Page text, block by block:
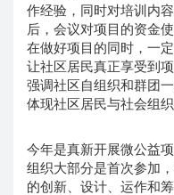
作经验，同时对培训内
后，会议对项目的资金
在做好项目的同时，一
让社区居民真正享受到
强调社区自组织和群团
体现社区居民与社会组
今年是真新开展微公益
组织大部分是首次参加
的创新、设计、运作和